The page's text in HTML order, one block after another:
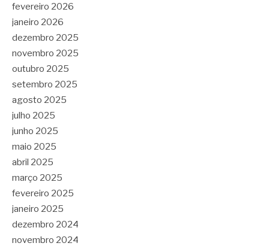
fevereiro 2026
janeiro 2026
dezembro 2025
novembro 2025
outubro 2025
setembro 2025
agosto 2025
julho 2025
junho 2025
maio 2025
abril 2025
março 2025
fevereiro 2025
janeiro 2025
dezembro 2024
novembro 2024